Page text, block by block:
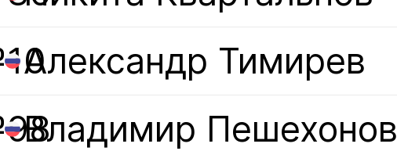
Александр Тимирев
Владимир Пешехонов